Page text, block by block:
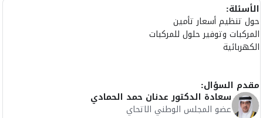
الأسئلة:
حول تنظيم أسعار تأمين
المركبات وتوفير حلول للمركبات
الكهربائية
مقدم السؤال:
سعادة الدكتور عدنان حمد الحمادي
عضو المجلس الوطني الاتحاي